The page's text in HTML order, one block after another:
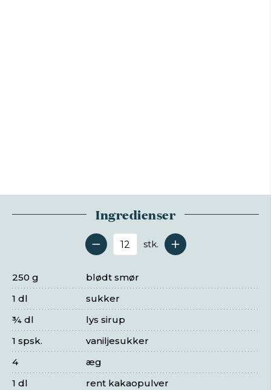
Ingredienser
Antal serveringer
stk.
blødt smør
250 g
sukker
1 dl
lys sirup
¾ dl
vaniljesukker
1 spsk.
æg
4
rent kakaopulver
1 dl